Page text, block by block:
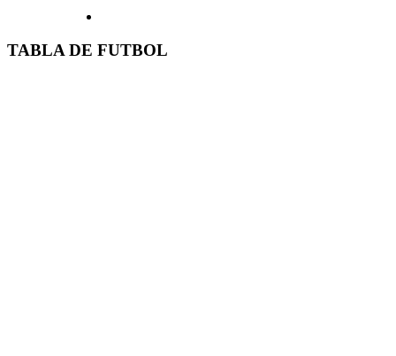
TABLA DE FUTBOL